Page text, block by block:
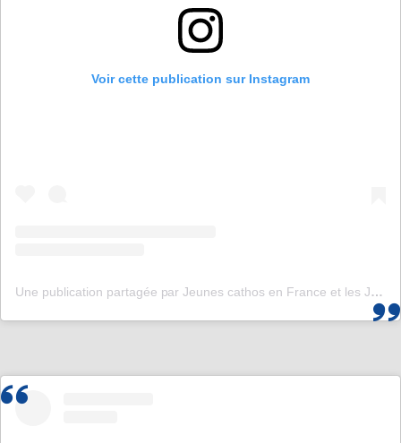
Voir cette publication sur Instagram
Une publication partagée par Jeunes cathos en France et les JMJ de Corée 2027 (@jeunescathos_fr)